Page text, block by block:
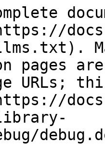
pages
URLs;